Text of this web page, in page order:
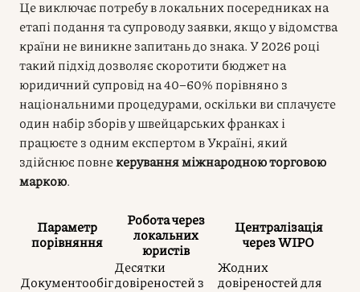
Це виключає потребу в локальних посередниках на
етапі подання та супроводу заявки, якщо у відомства
країни не виникне запитань до знака. У 2026 році
такий підхід дозволяє скоротити бюджет на
юридичний супровід на 40–60% порівняно з
національними процедурами, оскільки ви сплачуєте
один набір зборів у швейцарських франках і
працюєте з одним експертом в Україні, який
здійснює повнекерування міжнародною торговою
маркою.
Параметр
порівняння
Робота через
локальних
юристів
Централізація
через WIPO
Документообіг
Десятки
довіреностей з
Жодних
довіреностей для